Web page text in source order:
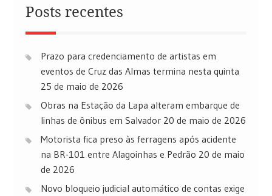
Posts recentes
Prazo para credenciamento de artistas em
eventos de Cruz das Almas termina nesta quinta
25 de maio de 2026
Obras na Estação da Lapa alteram embarque de
linhas de ônibus em Salvador 20 de maio de 2026
Motorista fica preso às ferragens após acidente
na BR-101 entre Alagoinhas e Pedrão 20 de maio
de 2026
Novo bloqueio judicial automático de contas exige